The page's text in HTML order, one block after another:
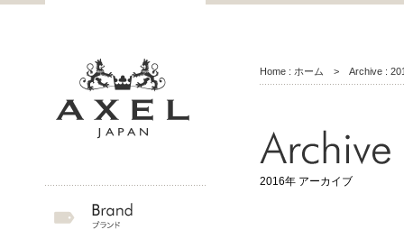
Home : ホーム > Archive :
2016年 アーカイブ